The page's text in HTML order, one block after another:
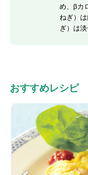
め、βカ
ねぎ）
ぎ）は
おすすめレシピ